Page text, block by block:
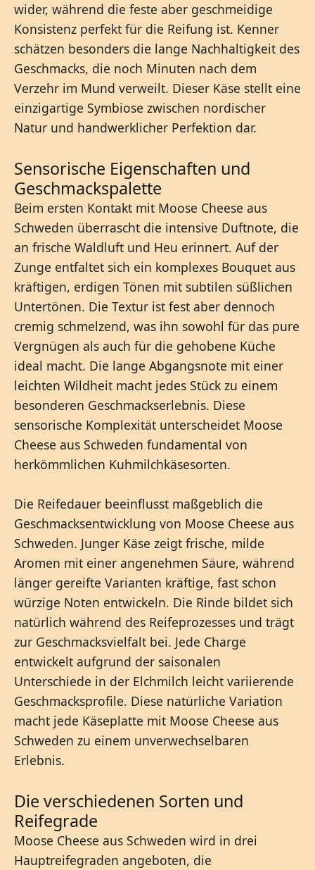
wider, während die feste aber geschmeidige
Konsistenz perfekt für die Reifung ist. Kenner
schätzen besonders die lange Nachhaltigkeit des
Geschmacks, die noch Minuten nach dem
Verzehr im Mund verweilt. Dieser Käse stellt eine
einzigartige Symbiose zwischen nordischer
Natur und handwerklicher Perfektion dar.
Sensorische Eigenschaften und
Geschmackspalette
Beim ersten Kontakt mit Moose Cheese aus
Schweden überrascht die intensive Duftnote, die
an frische Waldluft und Heu erinnert. Auf der
Zunge entfaltet sich ein komplexes Bouquet aus
kräftigen, erdigen Tönen mit subtilen süßlichen
Untertönen. Die Textur ist fest aber dennoch
cremig schmelzend, was ihn sowohl für das pure
Vergnügen als auch für die gehobene Küche
ideal macht. Die lange Abgangsnote mit einer
leichten Wildheit macht jedes Stück zu einem
besonderen Geschmackserlebnis. Diese
sensorische Komplexität unterscheidet Moose
Cheese aus Schweden fundamental von
herkömmlichen Kuhmilchkäsesorten.
Die Reifedauer beeinflusst maßgeblich die
Geschmacksentwicklung von Moose Cheese aus
Schweden. Junger Käse zeigt frische, milde
Aromen mit einer angenehmen Säure, während
länger gereifte Varianten kräftige, fast schon
würzige Noten entwickeln. Die Rinde bildet sich
natürlich während des Reifeprozesses und trägt
zur Geschmacksvielfalt bei. Jede Charge
entwickelt aufgrund der saisonalen
Unterschiede in der Elchmilch leicht variierende
Geschmacksprofile. Diese natürliche Variation
macht jede Käseplatte mit Moose Cheese aus
Schweden zu einem unverwechselbaren
Erlebnis.
Die verschiedenen Sorten und
Reifegrade
Moose Cheese aus Schweden wird in drei
Hauptreifegraden angeboten, die